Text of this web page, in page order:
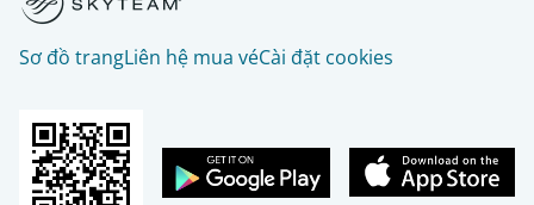
Sơ đồ trangLiên hệ mua véCài đặt cookies